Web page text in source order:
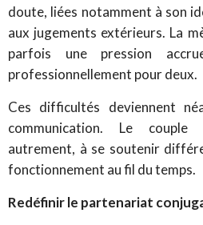
doute, liées notamment à son
aux jugements extérieurs. La
parfois une pression
professionnellement pour deux.
Ces difficultés deviennent
communication. Le
autrement, à se soutenir
fonctionnement au fil du temps.
Redéfinir le partenariat